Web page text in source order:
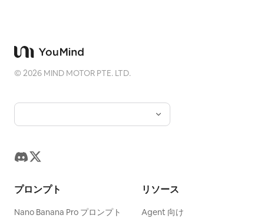
©2026 MIND MOTOR PTE. LTD.
プロンプト
Nano Banana Pro プロンプト
リソース
Agent 向け